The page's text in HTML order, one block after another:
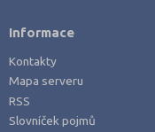
Informace
Kontakty
Mapa serveru
RSS
Slovníček pojmů